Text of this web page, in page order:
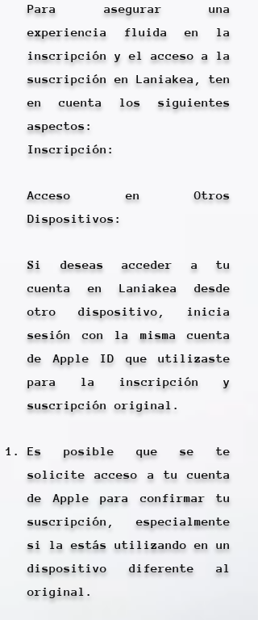
Para asegurar una
experiencia fluida en la
inscripción y el acceso a la
suscripción en Laniakea, ten
en cuenta los siguientes
aspectos:
Inscripción:​
Acceso en Otros
Dispositivos:
Si deseas acceder a tu
cuenta en Laniakea desde
otro dispositivo, inicia
sesión con la misma cuenta
de Apple ID que utilizaste
para la inscripción y
suscripción original.
Es posible que se te
solicite acceso a tu cuenta
de Apple para confirmar tu
suscripción, especialmente
si la estás utilizando en un
dispositivo diferente al
original.